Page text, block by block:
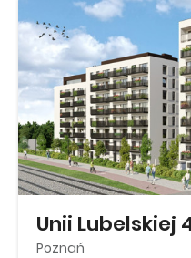
Unii Lubelskiej
Poznań